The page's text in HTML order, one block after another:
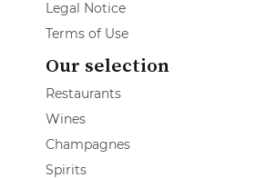
Legal Notice
Terms of Use
Our selection
Restaurants
Wines
Champagnes
Spirits